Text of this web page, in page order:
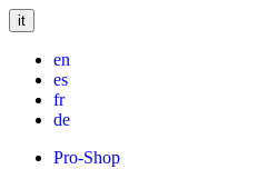
it
en
es
fr
de
Pro-Shop